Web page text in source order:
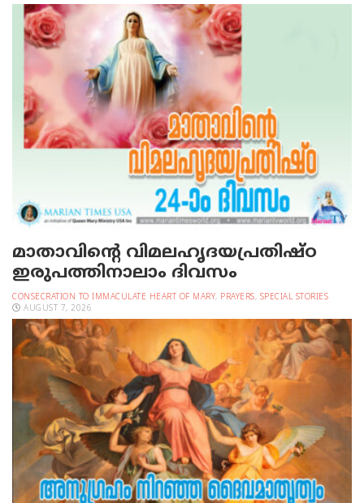
മാതാവിന്റെ വിമലഹൃദയപ്രതിഷ്ഠ
ഇരുപത്തിനാലാം ദിവസം
CONSECRATION TO IMMACULATE HEART OF MARY, PRAYERS, SPECIAL STORIES
AUGUST 7, 2026